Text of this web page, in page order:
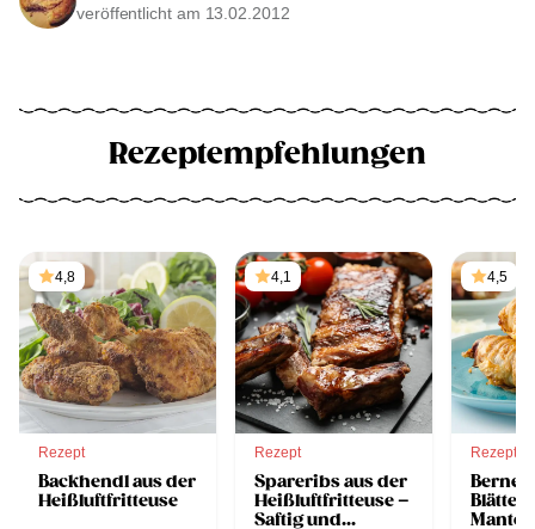
veröffentlicht am 13.02.2012
Rezeptempfehlungen
4,8
Rezept
Backhendl aus der
Heißluftfritteuse
4,1
Rezept
Spareribs aus der
Heißluftfritteuse –
Saftig und
4,5
Rezept
Berner
Mantel